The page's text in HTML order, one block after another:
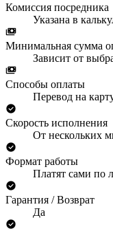
Комиссия посредника
Указана в
Минимальная сумма
Зависит от
Способы оплаты
Перевод на
Скорость исполнения
От нескольких
Формат работы
Платят сами по
Гарантия / Возврат
Да